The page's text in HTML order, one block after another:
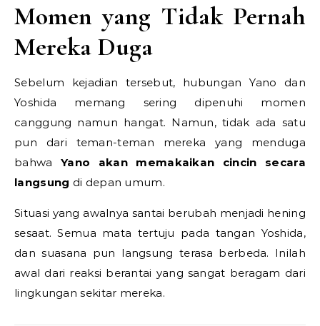
Momen yang Tidak Pernah
Mereka Duga
Sebelum kejadian tersebut, hubungan Yano dan
Yoshida memang sering dipenuhi momen
canggung namun hangat. Namun, tidak ada satu
pun dari teman-teman mereka yang menduga
bahwa Yano akan memakaikan cincin secara
langsung di depan umum.
Situasi yang awalnya santai berubah menjadi hening
sesaat. Semua mata tertuju pada tangan Yoshida,
dan suasana pun langsung terasa berbeda. Inilah
awal dari reaksi berantai yang sangat beragam dari
lingkungan sekitar mereka.